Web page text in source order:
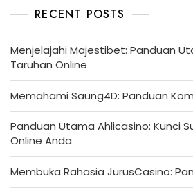
RECENT POSTS
Menjelajahi Majestibet: Panduan
Taruhan Online
Memahami Saung4D: Panduan
Panduan Utama Ahlicasino: Kunci
Online Anda
Membuka Rahasia JurusCasino: